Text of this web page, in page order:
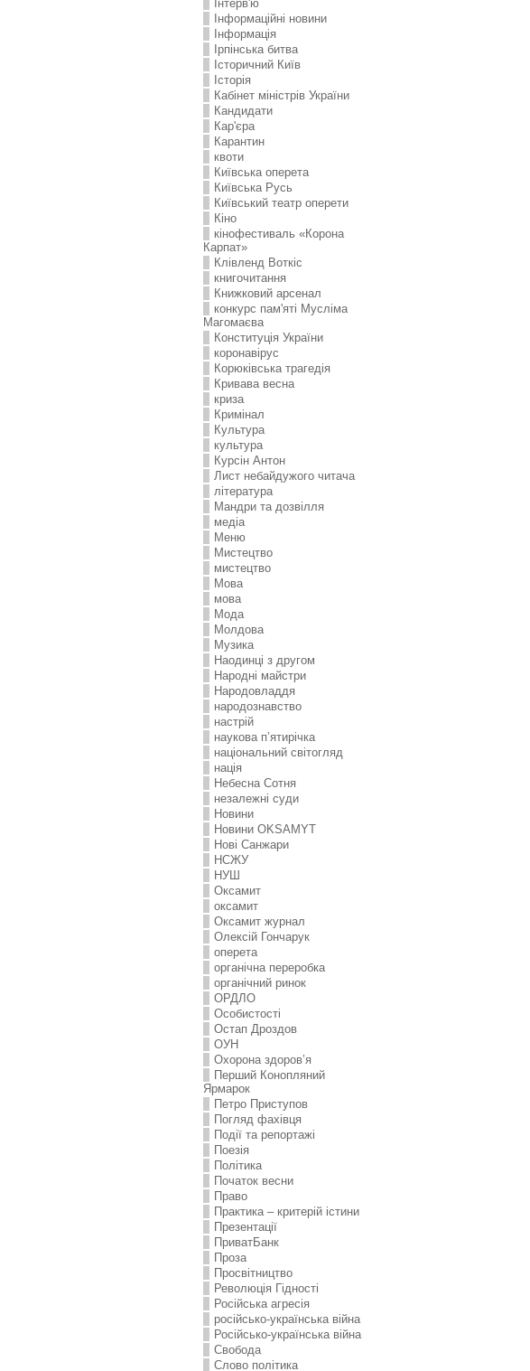
Інтерв'ю
Інформаційні новини
Інформація
Ірпінська битва
Історичний Київ
Історія
Кабінет міністрів України
Кандидати
Кар'єра
Карантин
квоти
Київська оперета
Київська Русь
Київський театр оперети
Кіно
кінофестиваль «Корона
Карпат»
Клівленд Воткіс
книгочитання
Книжковий арсенал
конкурс пам'яті Мусліма
Магомаєва
Конституція України
коронавірус
Корюківська трагедія
Кривава весна
криза
Кримінал
Культура
культура
Курсін Антон
Лист небайдужого читача
література
Мандри та дозвілля
медіа
Меню
Мистецтво
мистецтво
Мова
мова
Мода
Молдова
Музика
Наодинці з другом
Народні майстри
Народовладдя
народознавство
настрій
наукова п’ятирічка
національний світогляд
нація
Небесна Сотня
незалежні суди
Новини
Новини OKSAMYT
Нові Санжари
НСЖУ
НУШ
Оксамит
оксамит
Оксамит журнал
Олексій Гончарук
оперета
органічна переробка
органічний ринок
ОРДЛО
Особистості
Остап Дроздов
ОУН
Охорона здоров’я
Перший Конопляний
Ярмарок
Петро Приступов
Погляд фахівця
Події та репортажі
Поезія
Політика
Початок весни
Право
Практика – критерій істини
Презентації
ПриватБанк
Проза
Просвітництво
Революція Гідності
Російська агресія
російсько-українська війна
Російсько-українська війна
Свобода
Слово політика